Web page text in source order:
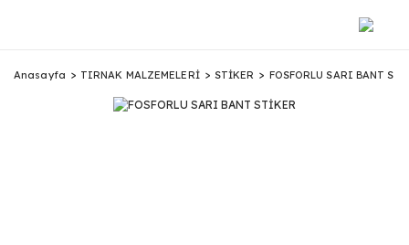
Anasayfa TIRNAK MALZEMELERİ STİKER FOSFORLU SARI BANT